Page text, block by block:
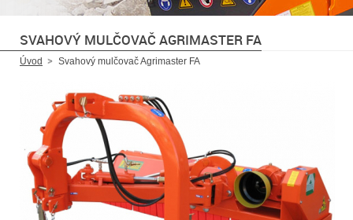
SVAHOVÝ MULČOVAČ AGRIMASTER FA
Úvod Svahový mulčovač Agrimaster FA